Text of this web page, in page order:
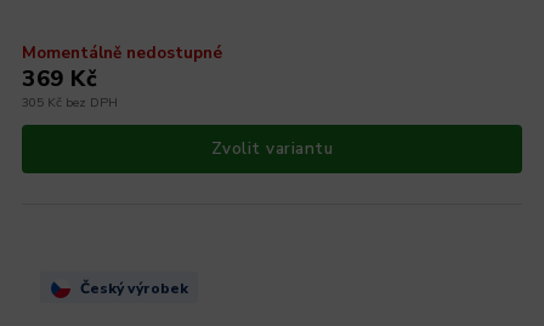
Momentálně nedostupné
305 Kč bez DPH
369 Kč
Zvolit variantu
Český výrobek